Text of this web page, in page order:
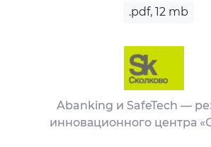
.pdf, 12 mb
Abanking и SafeTech —
инновационного центра